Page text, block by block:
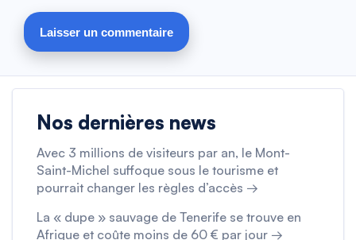
Nos dernières news
Avec 3 millions de visiteurs par an, le Mont-
Saint-Michel suffoque sous le tourisme et
pourrait changer les règles d’accès →
La « dupe » sauvage de Tenerife se trouve en
Afrique et coûte moins de 60 € par jour →